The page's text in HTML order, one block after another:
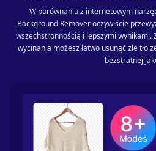
W porównaniu z internetowym
Background Remover oczywiście
wszechstronnością i lepszymi wynikami.
wycinania możesz łatwo usunąć złe tło
bezstratnej